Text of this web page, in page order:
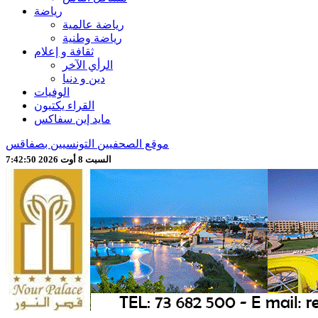
رياضة
رياضة عالمية
رياضة وطنية
ثقافة و إعلام
الرأي الآخر
دين و دنيا
الوفيات
القراء يكتبون
مايد إين سفاكس
موقع الصحفيين التونسيين بصفاقس
السبت 8 أوت 2026 7:42:52